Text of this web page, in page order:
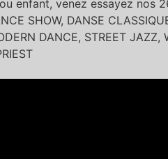
venez essayez nos
SHOW, DANSE
DANCE, STREET